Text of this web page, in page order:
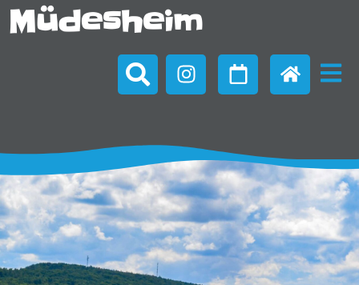
Müdesheim